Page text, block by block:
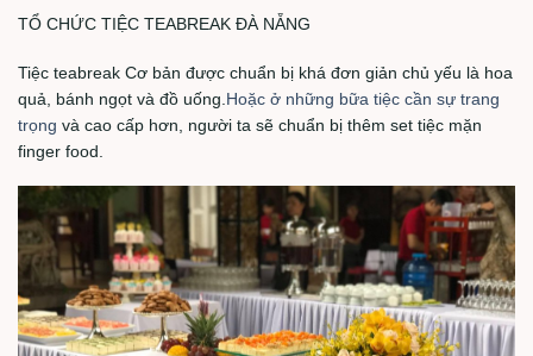
TỔ CHỨC TIỆC TEABREAK ĐÀ NẴNG
Tiệc teabreak Cơ bản được chuẩn bị khá đơn giản chủ yếu là hoa
quả, bánh ngọt và đồ uống. Hoặc ở những bữa tiệc cần sự trang
trọng và cao cấp hơn, người ta sẽ chuẩn bị thêm set tiệc mặn
finger food.